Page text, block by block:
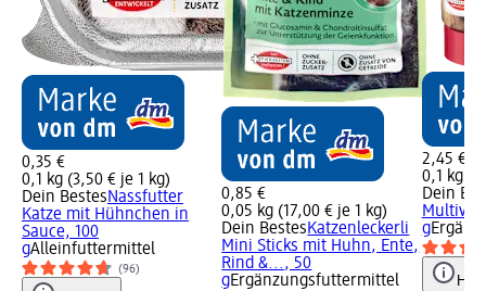
0,35 €
0,1 kg (3,50 € je 1 kg)
Dein BestesNassfutter
Katze mit Hühnchen in
Sauce, 100
gAlleinfuttermittel
(96)
0,85 €
0,05 kg (17,00 € je 1 kg)
Dein BestesKatzenleckerli
Mini Sticks mit Huhn, Ente,
Rind &..., 50
gErgänzungsfuttermittel
2,45 €
0,1 kg
Dein
g